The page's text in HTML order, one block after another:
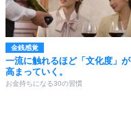
金銭感覚
一流に触れるほど「文化度」が
高まっていく。
お金持ちになる30の習慣